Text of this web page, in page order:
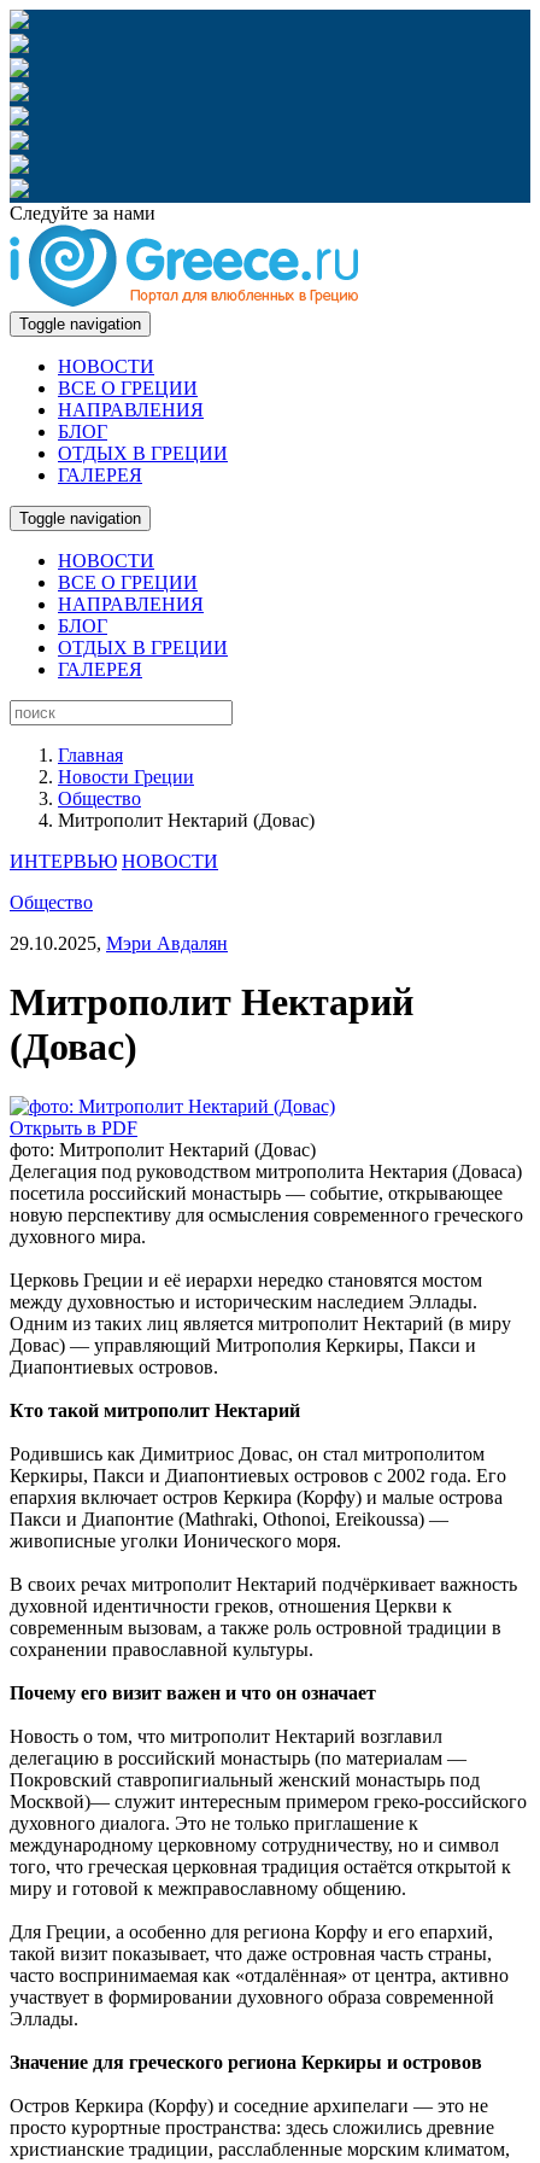
Следуйте за нами
Toggle navigation
НОВОСТИ
ВСЕ О ГРЕЦИИ
НАПРАВЛЕНИЯ
БЛОГ
ОТДЫХ В ГРЕЦИИ
ГАЛЕРЕЯ
Toggle navigation
НОВОСТИ
ВСЕ О ГРЕЦИИ
НАПРАВЛЕНИЯ
БЛОГ
ОТДЫХ В ГРЕЦИИ
ГАЛЕРЕЯ
Главная
Новости Греции
Общество
Митрополит Нектарий (Довас)
ИНТЕРВЬЮ НОВОСТИ
Общество
29.10.2025, Мэри Авдалян
Митрополит Нектарий
(Довас)
Открыть в PDF
фото: Митрополит Нектарий (Довас)
Делегация под руководством митрополита Нектария (Доваса)
посетила российский монастырь — событие, открывающее
новую перспективу для осмысления современного греческого
духовного мира.
Церковь Греции и её иерархи нередко становятся мостом
между духовностью и историческим наследием Эллады.
Одним из таких лиц является митрополит Нектарий (в миру
Довас) — управляющий Митрополия Керкиры, Пакси и
Диапонтиевых островов.
Кто такой митрополит Нектарий
Родившись как Димитриос Довас, он стал митрополитом
Керкиры, Пакси и Диапонтиевых островов с 2002 года. Его
епархия включает остров Керкира (Корфу) и малые острова
Пакси и Диапонтие (Mathraki, Othonoi, Ereikoussa) —
живописные уголки Ионического моря.
В своих речах митрополит Нектарий подчёркивает важность
духовной идентичности греков, отношения Церкви к
современным вызовам, а также роль островной традиции в
сохранении православной культуры.
Почему его визит важен и что он означает
Новость о том, что митрополит Нектарий возглавил
делегацию в российский монастырь (по материалам —
Покровский ставропигиальный женский монастырь под
Москвой)— служит интересным примером греко-российского
духовного диалога. Это не только приглашение к
международному церковному сотрудничеству, но и символ
того, что греческая церковная традиция остаётся открытой к
миру и готовой к межправославному общению.
Для Греции, а особенно для региона Корфу и его епархий,
такой визит показывает, что даже островная часть страны,
часто воспринимаемая как «отдалённая» от центра, активно
участвует в формировании духовного образа современной
Эллады.
Значение для греческого региона Керкиры и островов
Остров Керкира (Корфу) и соседние архипелаги — это не
просто курортные пространства: здесь сложились древние
христианские традиции, расслабленные морским климатом,